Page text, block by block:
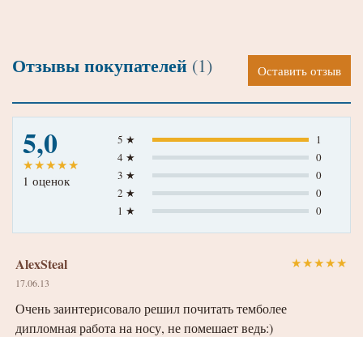
Отзывы покупателей (1) Оставить отзыв
5,0
★★★★★
1 оценок
5 ★
1
4 ★
0
3 ★
0
2 ★
0
1 ★
0
AlexSteal
17.06.13
★★★★★
Очень заинтерисовало решил почитать темболее
дипломная работа на носу, не помешает ведь:)